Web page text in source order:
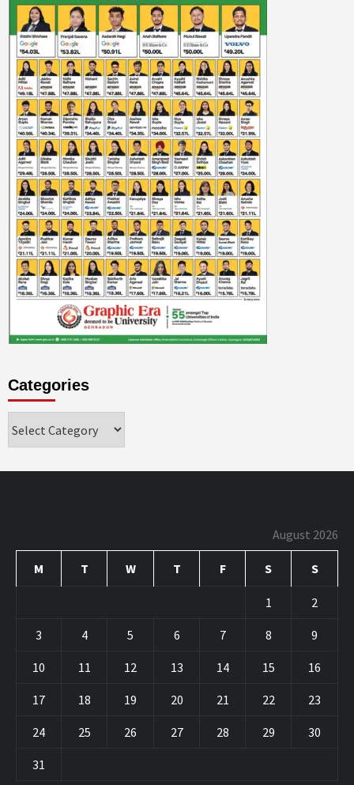
Categories
August 2026
M T W T F S S
1 2
3 4 5 6 7 8 9
10 11 12 13 14 15 16
17 18 19 20 21 22 23
24 25 26 27 28 29 30
31